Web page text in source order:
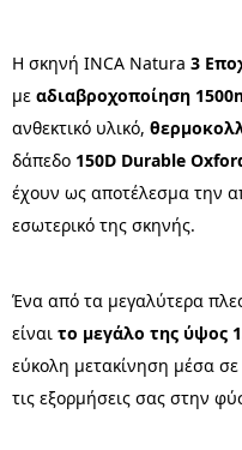
Η σκηνή INCA Natura 3
με αδιαβροχοποίηση
ανθεκτικό υλικό,
δάπεδο 150D Durable
έχουν ως αποτέλεσμα την
εσωτερικό της σκηνής.
Ένα από τα μεγαλύτερα
είναι το μεγάλο της ύψος
εύκολη μετακίνηση μέσα
τις εξορμήσεις σας στην